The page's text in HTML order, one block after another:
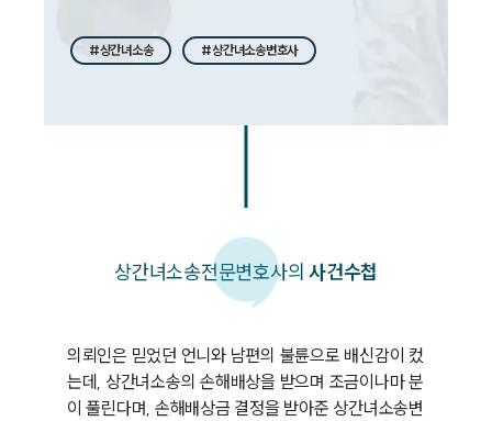
#상간녀소송 #상간녀소송변호사
상간녀소송전문변호사의 사건수첩
의뢰인은 믿었던 언니와 남편의 불륜으로 배신감이 컸
는데, 상간녀소송의 손해배상을 받으며 조금이나마 분
이 풀린다며, 손해배상금 결정을 받아준 상간녀소송변